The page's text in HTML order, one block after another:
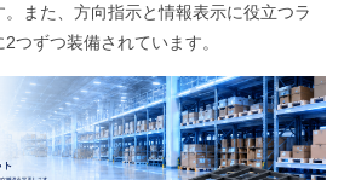
また、方向指示と情報表示に役立つラ
つずつ装備されています。